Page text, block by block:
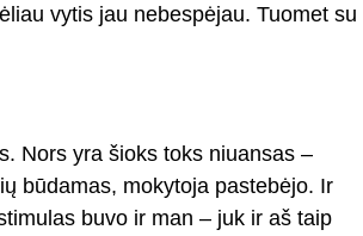
vytis jau nebespėjau. Tuomet su
Nors yra šioks toks niuansas –
būdamas, mokytoja pastebėjo. Ir
buvo ir man – juk ir aš taip